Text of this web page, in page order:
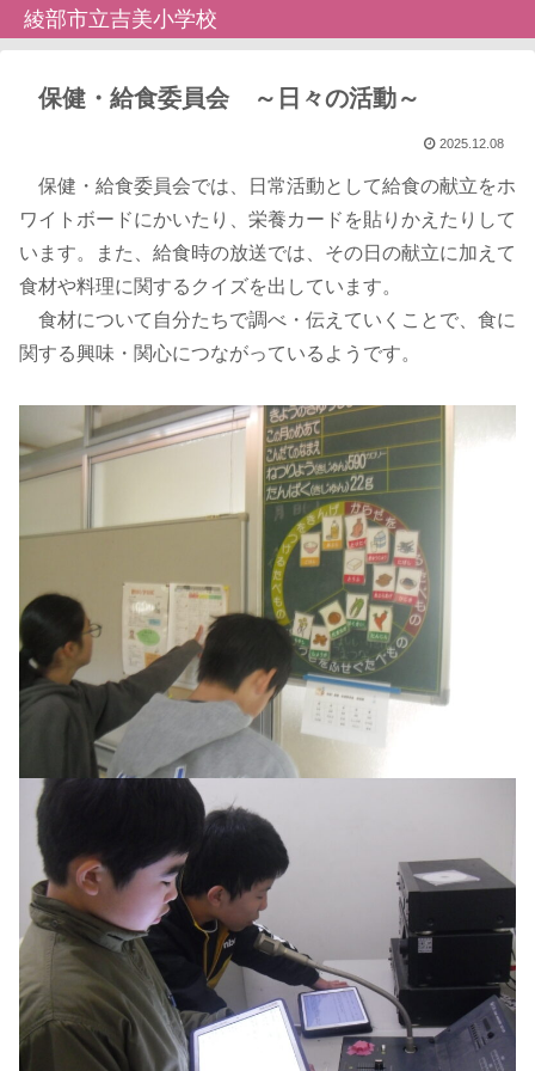
綾部市立吉美小学校
保健・給食委員会 ～日々の活動～
2025.12.08
保健・給食委員会では、日常活動として給食の献立をホ
ワイトボードにかいたり、栄養カードを貼りかえたりして
います。また、給食時の放送では、その日の献立に加えて
食材や料理に関するクイズを出しています。
食材について自分たちで調べ・伝えていくことで、食に
関する興味・関心につながっているようです。